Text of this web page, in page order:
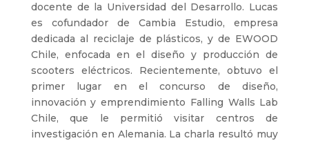
docente de la Universidad del Desarrollo. Lucas
es cofundador de Cambia Estudio, empresa
dedicada al reciclaje de plásticos, y de EWOOD
Chile, enfocada en el diseño y producción de
scooters eléctricos. Recientemente, obtuvo el
primer lugar en el concurso de diseño,
innovación y emprendimiento Falling Walls Lab
Chile, que le permitió visitar centros de
investigación en Alemania. La charla resultó muy